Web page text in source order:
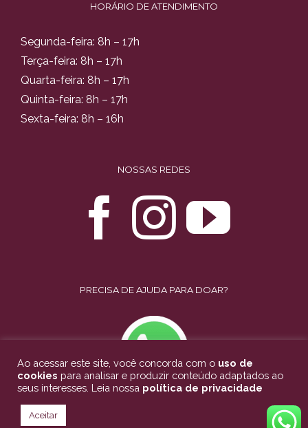
HORÁRIO DE ATENDIMENTO
Segunda-feira: 8h – 17h
Terça-feira: 8h – 17h
Quarta-feira: 8h – 17h
Quinta-feira: 8h – 17h
Sexta-feira: 8h – 16h
NOSSAS REDES
PRECISA DE AJUDA PARA DOAR?
Ao acessar este site, você concorda com o uso de
cookies para analisar e produzir conteúdo adaptados ao
seus interesses. Leia nossa política de privacidade
Aceitar